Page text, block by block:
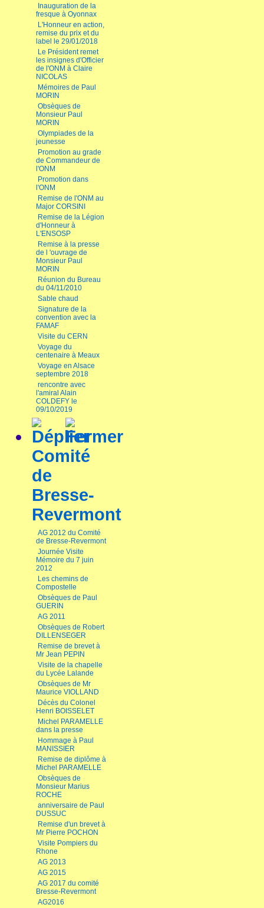
Inauguration de la
fresque à Oyonnax
L'Honneur en action,
remise du prix et du
label le 29/01/2018
Le Président remet
les insignes d'Officier
de l'ONM à Claire
NICOLAS
Mémoires de Paul
MORIN
Obsèques de
Monsieur Paul
MORIN
Olympiades de la
jeunesse
Promotion au grade
de Commandeur de
l'ONM
Promotion dans
l'ONM
Remise de l'ONM au
Major CORSINI
Remise de la Légion
d'Honneur à
L'ENSOSP
Remise à la presse
de l 'ouvrage de
Monsieur Paul
MORIN
Réunion du Bureau
du 04/11/2010
Sable chaud
Signature de la
convention avec la
FAMAF
Visite du CERN
Voyage du
centenaire à Meaux
Voyage en Alsace
septembre 2018
rencontre avec
l'amiral Alain
COLDEFY le
09/10/2019
Comité
de
Bresse-
Revermont
AG 2012 du Comité
de Bresse-Revermont
Journée Visite
Mémoire du 7 juin
2012
Les chemins de
Compostelle
Obsèques de Paul
GUERIN
AG 2011
Obsèques de Robert
DILLENSEGER
Remise de brevet à
Mr Jean PEPIN
Visite de la chapelle
du Lycée Lalande
Obsèques de Mr
Maurice VIOLLAND
Décès du Colonel
Henri BOISSELET
Michel PARAMELLE
dans la presse
Hommage à Paul
MANISSIER
Remise de diplôme à
Michel PARAMELLE
Obsèques de
Monsieur Marius
ROCHE
anniversaire de Paul
DUSSUC
Remise d'un brevet à
Mr Pierre POCHON
Visite Pompiers du
Rhone
AG 2013
AG 2015
AG 2017 du comité
Bresse-Revermont
AG2016